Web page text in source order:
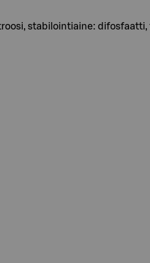
stabilointiaine: